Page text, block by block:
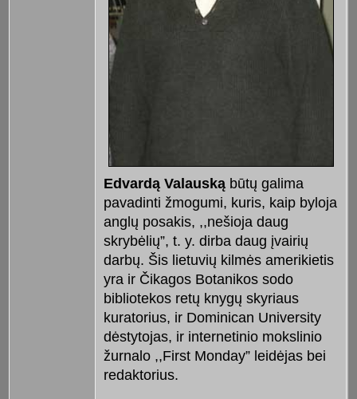
Edvardą Valauskąbūtų galima
pavadinti žmogumi, kuris, kaip byloja
anglų posakis, ,,nešioja daug
skrybėlių”, t. y. dirba daug įvairių
darbų. Šis lietuvių kilmės amerikietis
yra ir Čikagos Botanikos sodo
bibliotekos retų knygų skyriaus
kuratorius, ir Dominican University
dėstytojas, ir internetinio mokslinio
žurnalo ,,First Monday” leidėjas bei
redaktorius.